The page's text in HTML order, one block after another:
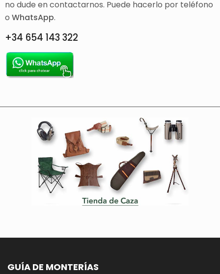
no dude en contactarnos. Puede hacerlo por teléfono
o WhatsApp.
+34 654 143 322
GUÍA DE MONTERÍAS